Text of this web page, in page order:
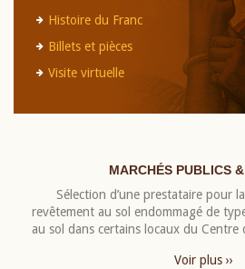
Histoire du Franc
Billets et pièces
Visite virtuelle
MARCHÉS PUBLICS
Sélection d’une prestataire pour
revêtement au sol endommagé de
au sol dans certains locaux du Centre
Voir plus ››